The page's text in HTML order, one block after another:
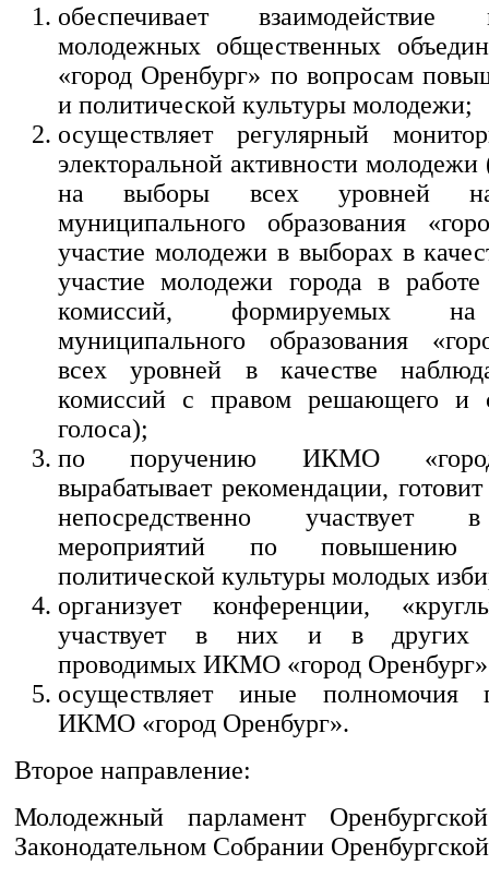
обеспечивает
молодежных общественных
«город Оренбург» по вопросам
и политической культуры молодежи;
осуществляет регулярный
электоральной активности
на выборы всех уровней на
муниципального образования
участие молодежи в выборах в
участие молодежи города в работе
комиссий, формируемых на
муниципального образования
всех уровней в качестве
комиссий с правом решающего и
голоса);
по поручению ИКМО
вырабатывает рекомендации,
непосредственно участвует
мероприятий по
политической культуры молодых
организует конференции,
участвует в них и в других
проводимых ИКМО «город
осуществляет иные полномочия
ИКМО «город Оренбург».
Второе направление:
Молодежный парламент
Законодательном Собрании